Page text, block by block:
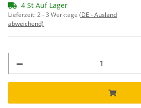
4 St Auf Lager
Lieferzeit:2 - 3 Werktage (DE - Ausland
abweichend)